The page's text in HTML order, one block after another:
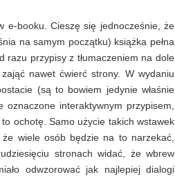
e-booku. Cieszę się jednocześnie, że
na samym początku) książka pełna
razu przypisy z tłumaczeniem na dole
nawet ćwierć strony. W wydaniu
(są to bowiem jedynie właśnie
oznaczone interaktywnym przypisem,
ochotę. Samo użycie takich wstawek
wiele osób będzie na to narzekać,
stronach widać, że wbrew
odwzorować jak najlepiej dialogi